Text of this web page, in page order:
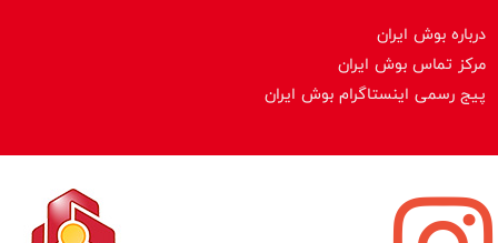
درباره بوش ایران
مرکز تماس بوش ایران
پیج رسمی اینستاگرام بوش ایران